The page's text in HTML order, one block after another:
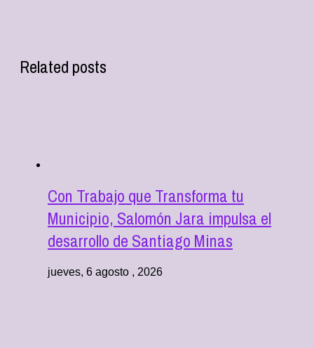
Related posts
Con Trabajo que Transforma tu
Municipio, Salomón Jara impulsa el
desarrollo de Santiago Minas
jueves, 6 agosto , 2026